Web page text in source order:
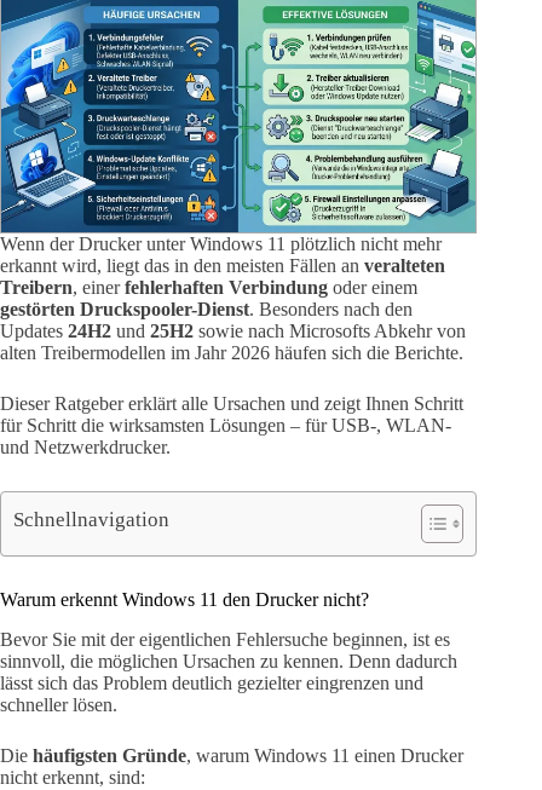
Wenn der Drucker unter Windows 11 plötzlich nicht mehr
erkannt wird, liegt das in den meisten Fällen an veralteten
Treibern, einerfehlerhaften Verbindung oder einem
gestörten Druckspooler-Dienst. Besonders nach den
Updates 24H2 und 25H2 sowie nach Microsofts Abkehr von
alten Treibermodellen im Jahr 2026 häufen sich die Berichte.
Dieser Ratgeber erklärt alle Ursachen und zeigt Ihnen Schritt
für Schritt die wirksamsten Lösungen – für USB-, WLAN-
und Netzwerkdrucker.
Schnellnavigation
Warum erkennt Windows 11 den Drucker nicht?
Bevor Sie mit der eigentlichen Fehlersuche beginnen, ist es
sinnvoll, die möglichen Ursachen zu kennen. Denn dadurch
lässt sich das Problem deutlich gezielter eingrenzen und
schneller lösen.
Die häufigsten Gründe, warum Windows 11 einen Drucker
nicht erkennt, sind: